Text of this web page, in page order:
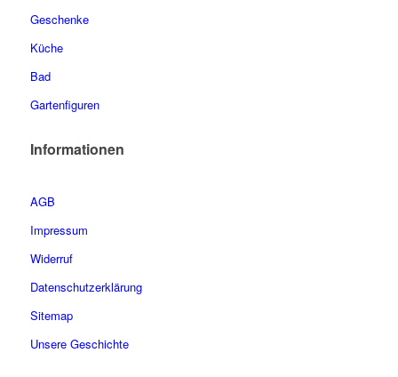
Geschenke
Küche
Bad
Gartenfiguren
Informationen
AGB
Impressum
Widerruf
Datenschutzerklärung
Sitemap
Unsere Geschichte